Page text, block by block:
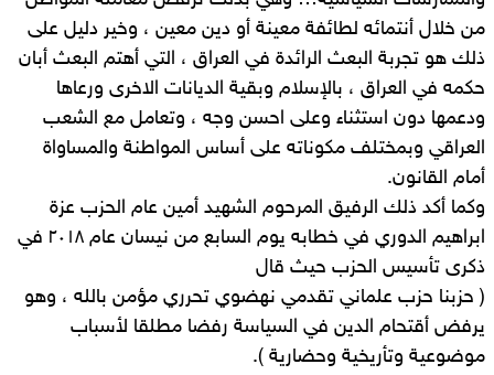
من خلال أنتمائه لطائفة معينة أو دين معين ، وخير دليل على
ذلك هو تجربة البعث الرائدة في العراق ، التي أهتم البعث أبان
حكمه في العراق ، بالإسلام وبقية الديانات الاخرى ورعاها
ودعمها دون استثناء وعلى احسن وجه ، وتعامل مع الشعب
العراقي وبمختلف مكوناته على أساس المواطنة والمساواة
أمام القانون.
وكما أكد ذلك الرفيق المرحوم الشهيد أمين عام الحزب عزة
ابراهيم الدوري في خطابه يوم السابع من نيسان عام ٢٠١٨ في
ذكرى تأسيس الحزب حيث قال
( حزبنا حزب علماني تقدمي نهضوي تحرري مؤمن بالله ، وهو
يرفض أقتحام الدين في السياسة رفضا مطلقا لأسباب
موضوعية وتأريخية وحضارية ).